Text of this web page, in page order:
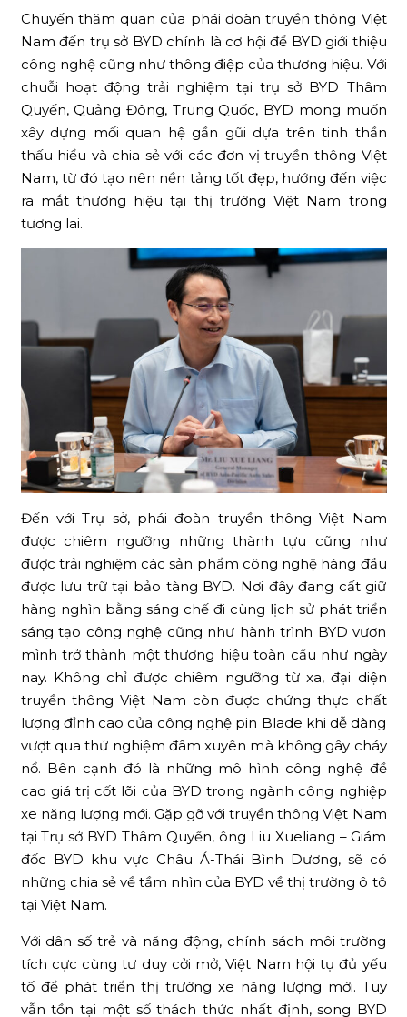
Chuyến thăm quan của phái đoàn truyền thông Việt
Nam đến trụ sở BYD chính là cơ hội để BYD giới thiệu
công nghệ cũng như thông điệp của thương hiệu. Với
chuỗi hoạt động trải nghiệm tại trụ sở BYD Thâm
Quyến, Quảng Đông, Trung Quốc, BYD mong muốn
xây dựng mối quan hệ gần gũi dựa trên tinh thần
thấu hiểu và chia sẻ với các đơn vị truyền thông Việt
Nam, từ đó tạo nên nền tảng tốt đẹp, hướng đến việc
ra mắt thương hiệu tại thị trường Việt Nam trong
tương lai.
Đến với Trụ sở, phái đoàn truyền thông Việt Nam
được chiêm ngưỡng những thành tựu cũng như
được trải nghiệm các sản phẩm công nghệ hàng đầu
được lưu trữ tại bảo tàng BYD. Nơi đây đang cất giữ
hàng nghìn bằng sáng chế đi cùng lịch sử phát triển
sáng tạo công nghệ cũng như hành trình BYD vươn
mình trở thành một thương hiệu toàn cầu như ngày
nay. Không chỉ được chiêm ngưỡng từ xa, đại diện
truyền thông Việt Nam còn được chứng thực chất
lượng đỉnh cao của công nghệ pin Blade khi dễ dàng
vượt qua thử nghiệm đâm xuyên mà không gây cháy
nổ. Bên cạnh đó là những mô hình công nghệ đề
cao giá trị cốt lõi của BYD trong ngành công nghiệp
xe năng lượng mới. Gặp gỡ với truyền thông Việt Nam
tại Trụ sở BYD Thâm Quyến, ông Liu Xueliang – Giám
đốc BYD khu vực Châu Á-Thái Bình Dương, sẽ có
những chia sẻ về tầm nhìn của BYD về thị trường ô tô
tại Việt Nam.
Với dân số trẻ và năng động, chính sách môi trường
tích cực cùng tư duy cởi mở, Việt Nam hội tụ đủ yếu
tố để phát triển thị trường xe năng lượng mới. Tuy
vẫn tồn tại một số thách thức nhất định, song BYD